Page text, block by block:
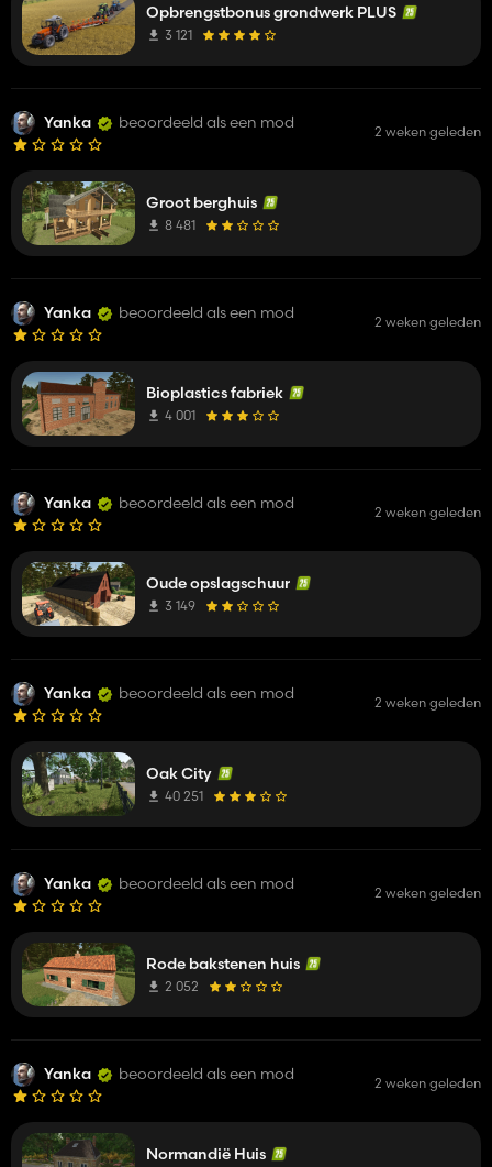
Opbrengstbonus grondwerk PLUS
3 121
Yanka beoordeeld als een mod 2 weken geleden
Groot berghuis
8 481
Yanka beoordeeld als een mod 2 weken geleden
Bioplastics fabriek
4 001
Yanka beoordeeld als een mod 2 weken geleden
Oude opslagschuur
3 149
Yanka beoordeeld als een mod 2 weken geleden
Oak City
40 251
Yanka beoordeeld als een mod 2 weken geleden
Rode bakstenen huis
2 052
Yanka beoordeeld als een mod 2 weken geleden
Normandië Huis